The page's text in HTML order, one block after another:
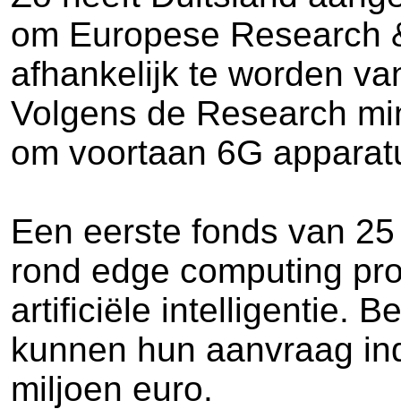
om Europese Research
afhankelijk te worden
Volgens de Research
om voortaan 6G
Een eerste fonds van
rond edge computing
artificiële intelligentie.
kunnen hun aanvraag
miljoen euro.